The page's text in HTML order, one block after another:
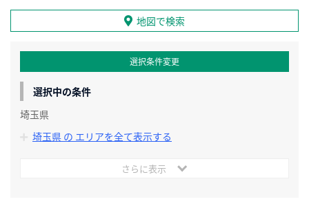
地図で検索
選択条件変更
選択中の条件
埼玉県
埼玉県 の エリアを全て表示する
さらに表示